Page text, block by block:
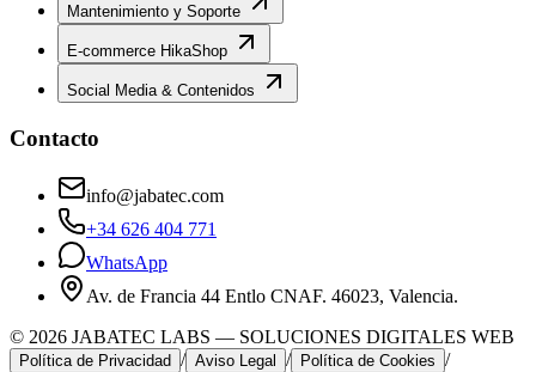
Mantenimiento y Soporte
E-commerce HikaShop
Social Media & Contenidos
Contacto
info@jabatec.com
+34 626 404 771
WhatsApp
Av. de Francia 44 Entlo CNAF. 46023, Valencia.
© 2026 JABATEC LABS — SOLUCIONES DIGITALES WEB
Política de Privacidad / Aviso Legal / Política de Cookies /